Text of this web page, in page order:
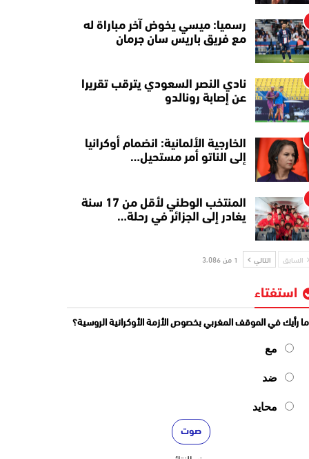
رسميا: ميسي يخوض آخر مباراة له
مع فريق باريس سان جرمان
نادي النصر السعودي يترقب تقريرا
عن إصابة رونالدو
الخارجية الألمانية: انضمام أوكرانيا
إلى الناتو أمر مستحيل…
المنتخب الوطني لأقل من 17 سنة
يغادر إلى الجزائر في رحلة…
السابق التالي 1 من 3٬086
استفتاء
ما رأيك في الموقف المغربي بخصوص الأزمة الأوكرانية الروسية؟
مع
ضد
محايد